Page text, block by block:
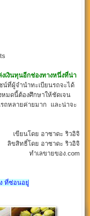
เงินทุนอีกช่องทางหนึ่งที่น่า
น์ที่ผู้จำนำทะเบียนรถจะได้
มดนี้ต้องศึกษาให้ชัดเจน
รถหลายค่ายมาก และน่าจะ
เขียนโดย อาซาดะ ริวอิจิ
ลิขสิทธิ์โดย อาซาดะ ริวอิจิ
ทำเลขายของ.com
ที่ซ่อนอยู่